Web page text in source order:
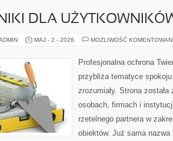
DLA
MAJ - 2 - 2026 MOŻLIWOŚĆ
Profesjonalna ochrona
przybliża tematyce
zrozumiały. Strona
osobach, firmach i
rzetelnego partnera w
obiektów. Już sama nazwa